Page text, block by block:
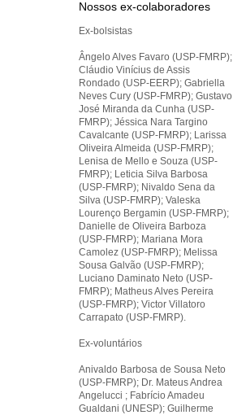
Nossos ex-colaboradores
Ex-bolsistas
Ângelo Alves Favaro (USP-FMRP);
Cláudio Vinícius de Assis
Rondado (USP-EERP); Gabriella
Neves Cury (USP-FMRP); Gustavo
José Miranda da Cunha (USP-
FMRP); Jéssica Nara Targino
Cavalcante (USP-FMRP); Larissa
Oliveira Almeida (USP-FMRP);
Lenisa de Mello e Souza (USP-
FMRP); Leticia Silva Barbosa
(USP-FMRP); Nivaldo Sena da
Silva (USP-FMRP); Valeska
Lourenço Bergamin (USP-FMRP);
Danielle de Oliveira Barboza
(USP-FMRP); Mariana Mora
Camolez (USP-FMRP); Melissa
Sousa Galvão (USP-FMRP);
Luciano Daminato Neto (USP-
FMRP); Matheus Alves Pereira
(USP-FMRP); Victor Villatoro
Carrapato (USP-FMRP).
Ex-voluntários
Anivaldo Barbosa de Sousa Neto
(USP-FMRP); Dr. Mateus Andrea
Angelucci ; Fabrício Amadeu
Gualdani (UNESP); Guilherme